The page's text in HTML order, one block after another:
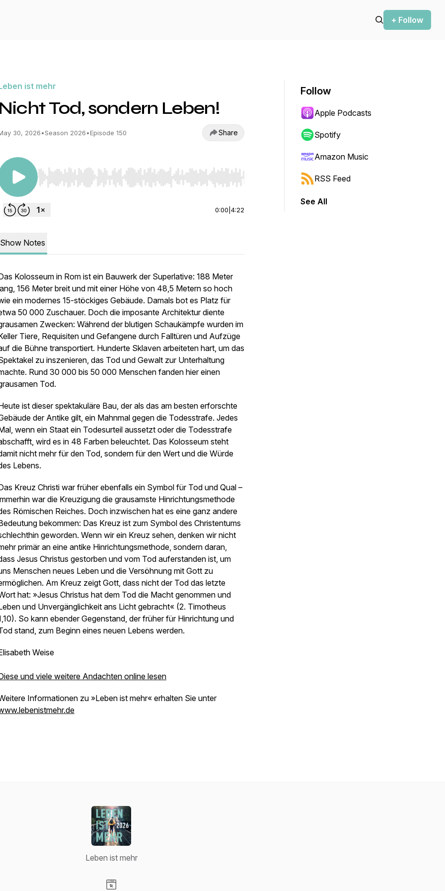
+ Follow
ist mehr
Nicht Tod, sondern Leben!
30, 2026•Season 2026•Episode 150 Share
Use Left/Right to seek, Home/End to jump to start or end. Hold shift to jump forward or backward.
0:00 4:22
Show Notes
Kolosseum in Rom ist ein Bauwerk der Superlative: 188 Meter
156 Meter breit und mit einer Höhe von 48,5 Metern so hoch
ein modernes 15-stöckiges Gebäude. Damals bot es Platz für
50 000 Zuschauer. Doch die imposante Architektur diente
Zwecken: Während der blutigen Schaukämpfe wurden im
Tiere, Requisiten und Gefangene durch Falltüren und Aufzüge
die Bühne transportiert. Hunderte Sklaven arbeiteten hart, um das
zu inszenieren, das Tod und Gewalt zur Unterhaltung
Rund 30 000 bis 50 000 Menschen fanden hier einen
Tod.
ist dieser spektakuläre Bau, der als das am besten erforschte
der Antike gilt, ein Mahnmal gegen die Todesstrafe. Jedes
wenn ein Staat ein Todesurteil aussetzt oder die Todesstrafe
wird es in 48 Farben beleuchtet. Das Kolosseum steht
nicht mehr für den Tod, sondern für den Wert und die Würde
Lebens.
Kreuz Christi war früher ebenfalls ein Symbol für Tod und Qual –
war die Kreuzigung die grausamste Hinrichtungsmethode
Römischen Reiches. Doch inzwischen hat es eine ganz andere
bekommen: Das Kreuz ist zum Symbol des Christentums
geworden. Wenn wir ein Kreuz sehen, denken wir nicht
primär an eine antike Hinrichtungsmethode, sondern daran,
Jesus Christus gestorben und vom Tod auferstanden ist, um
Menschen neues Leben und die Versöhnung mit Gott zu
Am Kreuz zeigt Gott, dass nicht der Tod das letzte
hat: »Jesus Christus hat dem Tod die Macht genommen und
und Unvergänglichkeit ans Licht gebracht« (2. Timotheus
So kann ebender Gegenstand, der früher für Hinrichtung und
stand, zum Beginn eines neuen Lebens werden.
Weise
und viele weitere Andachten online lesen
Informationen zu »Leben ist mehr« erhalten Sie unter
Follow
Apple Podcasts
Spotify
Amazon Music
RSS Feed
See All
Leben ist mehr